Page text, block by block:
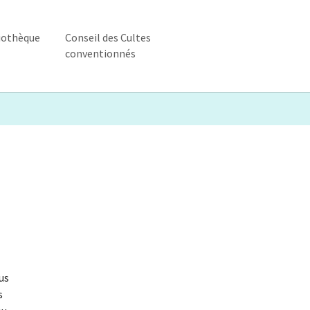
for "Bibliothèque"
Conseil des Cultes
conventionnés